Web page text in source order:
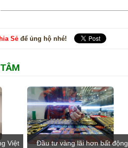
Sẻ để ủng hộ nhé!
Việt
Đầu tư vàng lãi hơn bất động